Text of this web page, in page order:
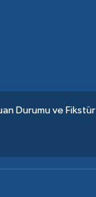
Durumu ve Fikstür